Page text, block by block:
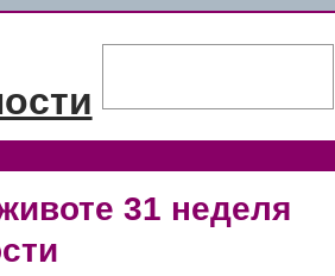
31 неделя